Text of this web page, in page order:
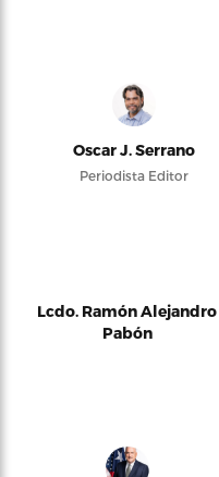
Oscar J. Serrano
Periodista Editor
Lcdo. Ramón Alejandro
Pabón